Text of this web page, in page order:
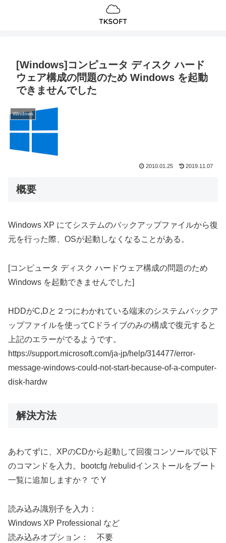
[Windows]コンピュータ ディスク ハード
ウェア構成の問題のため Windows を起動
できませんでした
Windows
2010.01.25 2019.11.07
概要
Windows XP にてシステムのバックアップファイルから復
元を行った際、OSが起動しなくなることがある。
[コンピュータ ディスク ハードウェア構成の問題のため
Windows を起動できませんでした]
HDDがC,Dと２つにわかれている端末のシステムバックア
ップファイルを使ってCドライブのみの構成で復元すると
上記のエラーがでるようです。
https://support.microsoft.com/ja-jp/help/314477/error-
message-windows-could-not-start-because-of-a-computer-
disk-hardw
解決方法
あわてずに、XPのCDから起動して回復コンソールで以下
のコマンドを入力。bootcfg /rebulidインストールをブート
一覧に追加しますか？ で Y
読み込み識別子を入力：
Windows XP Professional など
読み込みオプション： 不要